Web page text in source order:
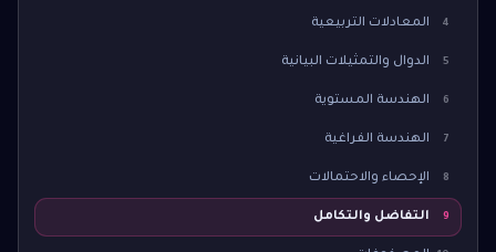
4 المعادلات التربيعية
5 الدوال والتمثيلات البيانية
6 الهندسة المستوية
7 الهندسة الفراغية
8 الإحصاء والاحتمالات
9 التفاضل والتكامل